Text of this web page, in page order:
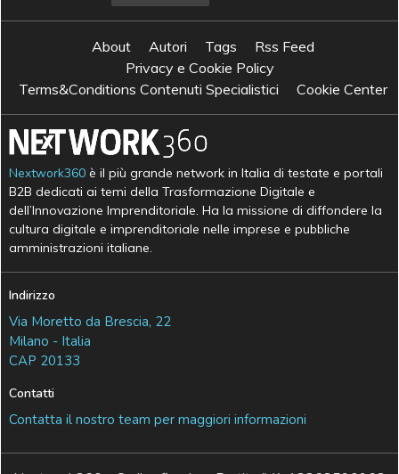
About Autori Tags
Rss Feed
Privacy e Cookie Policy
Terms&Conditions Contenuti Specialistici
Cookie Center
Nextwork360 è il più grande network in Italia di testate e portali
B2B dedicati ai temi della Trasformazione Digitale e
dell’Innovazione Imprenditoriale. Ha la missione di diffondere la
cultura digitale e imprenditoriale nelle imprese e pubbliche
amministrazioni italiane.
Indirizzo
Via Moretto da Brescia, 22
Milano - Italia
CAP 20133
Contatti
Contatta il nostro team per maggiori informazioni